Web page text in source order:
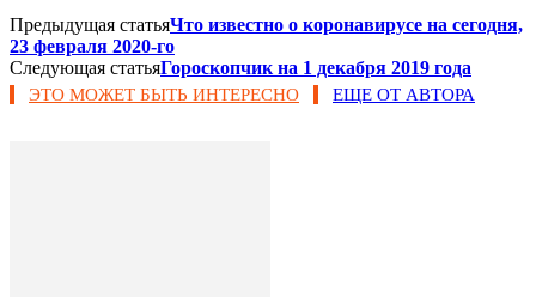
Предыдущая статьяЧто известно о коронавирусе на сегодня,
23 февраля 2020-го
Следующая статьяГороскопчик на 1 декабря 2019 года
ЭТО МОЖЕТ БЫТЬ ИНТЕРЕСНО ЕЩЕ ОТ АВТОРА